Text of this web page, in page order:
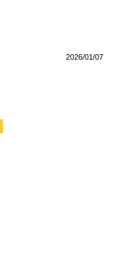
2026/01/07